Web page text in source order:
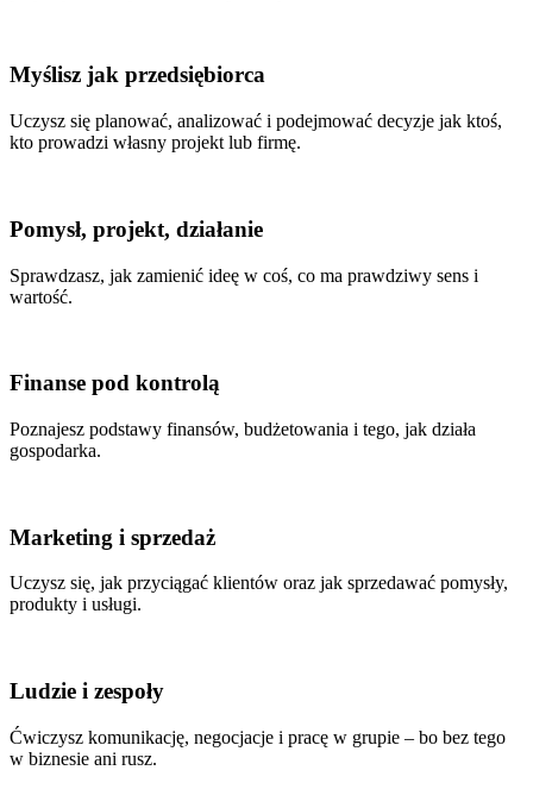
Myślisz jak przedsiębiorca
Uczysz się planować, analizować i podejmować decyzje jak ktoś,
kto prowadzi własny projekt lub firmę.
Pomysł, projekt, działanie
Sprawdzasz, jak zamienić ideę w coś, co ma prawdziwy sens i
wartość.
Finanse pod kontrolą
Poznajesz podstawy finansów, budżetowania i tego, jak działa
gospodarka.
Marketing i sprzedaż
Uczysz się, jak przyciągać klientów oraz jak sprzedawać pomysły,
produkty i usługi.
Ludzie i zespoły
Ćwiczysz komunikację, negocjacje i pracę w grupie – bo bez tego
w biznesie ani rusz.